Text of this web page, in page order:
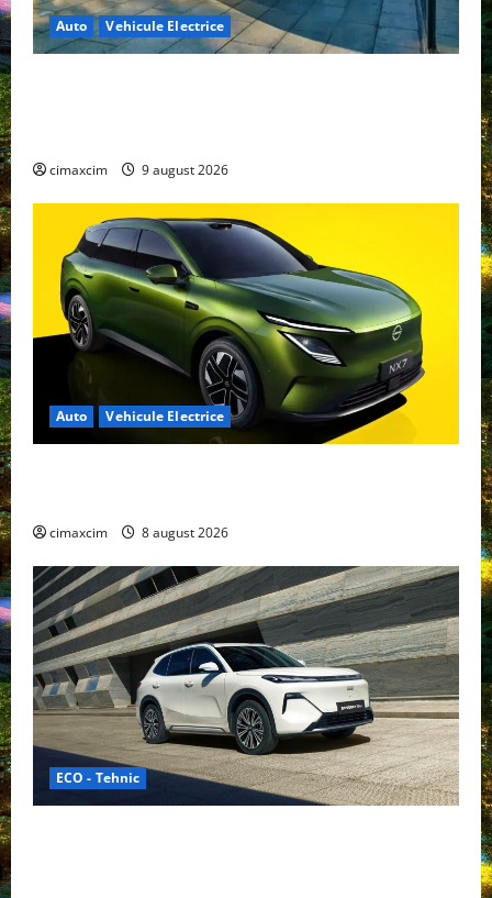
Auto Vehicule Electrice
cimaxcim 9 august 2026
Auto Vehicule Electrice
cimaxcim 8 august 2026
ECO - Tehnic